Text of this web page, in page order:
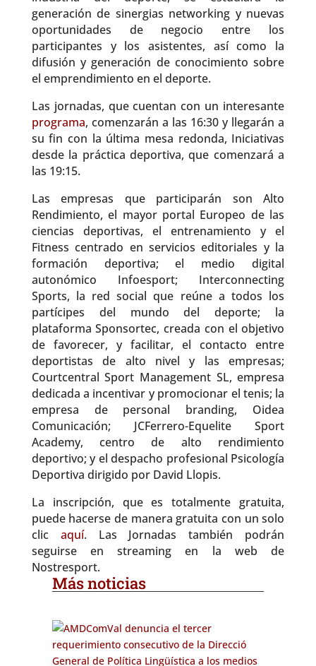
generación de sinergias networking y nuevas
oportunidades de negocio entre los
participantes y los asistentes, así como la
difusión y generación de conocimiento sobre
el emprendimiento en el deporte.
Las jornadas, que cuentan con un interesante
programa, comenzarán a las 16:30 y llegarán a
su fin con la última mesa redonda, Iniciativas
desde la práctica deportiva, que comenzará a
las 19:15.
Las empresas que participarán son Alto
Rendimiento, el mayor portal Europeo de las
ciencias deportivas, el entrenamiento y el
Fitness centrado en servicios editoriales y la
formación deportiva; el medio digital
autonómico Infoesport; Interconnecting
Sports, la red social que reúne a todos los
partícipes del mundo del deporte; la
plataforma Sponsortec, creada con el objetivo
de favorecer, y facilitar, el contacto entre
deportistas de alto nivel y las empresas;
Courtcentral Sport Management SL, empresa
dedicada a incentivar y promocionar el tenis; la
empresa de personal branding, Oidea
Comunicación; JCFerrero-Equelite Sport
Academy, centro de alto rendimiento
deportivo; y el despacho profesional Psicología
Deportiva dirigido por David Llopis.
La inscripción, que es totalmente gratuita,
puede hacerse de manera gratuita con un solo
clic aquí. Las Jornadas también podrán
seguirse en streaming en la web de
Nostresport.
Más noticias